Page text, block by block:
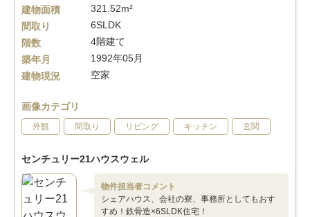
建物面積
321.52m²
間取り
6SLDK
階数
4階建て
築年月
1992年05月
建物現況
空家
画像カテゴリ
外観 間取り リビング キッチン 玄関
センチュリー21ハウスウェル
物件担当者コメント
シェアハウス、会社の寮、事務所としてもおす
すめ！鉄骨造×6SLDK住宅！